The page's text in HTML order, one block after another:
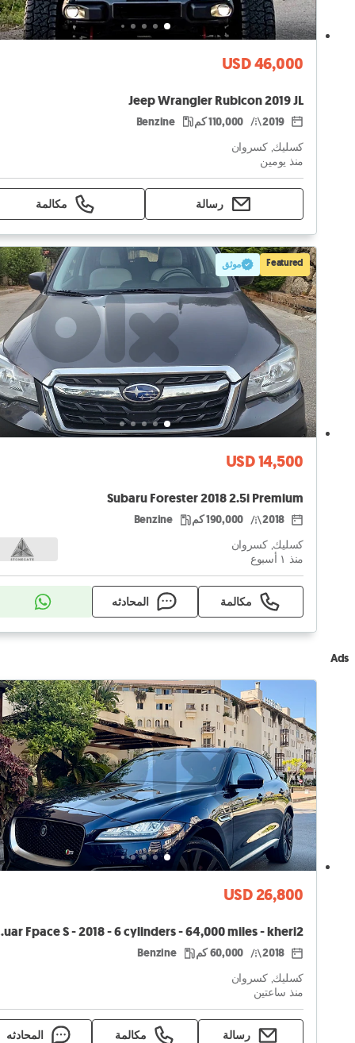
USD 46,000
Jeep Wrangler Rubicon 2019 JL
2019 110,000 كم Benzine
كسليك, كسروان
منذ يومين
رسالة مكالمة
Featured موثق
USD 14,500
Subaru Forester 2018 2.5i Premium
2018 190,000 كم Benzine
كسليك, كسروان
منذ ١ أسبوع
مكالمة المحادثه
Ads
USD 26,800
- kheri2
2018 60,000 كم Benzine
كسليك, كسروان
منذ ساعتين
رسالة مكالمة المحادثه